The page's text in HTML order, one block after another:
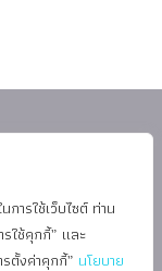
ารใช้เว็บไซต์ ท่าน
รใช้คุกกี้” และ
ตั้งค่าคุกกี้” นโยบาย